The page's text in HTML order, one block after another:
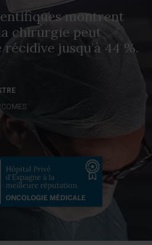
montrent
chirurgie peut
jusqu’à 44 %.